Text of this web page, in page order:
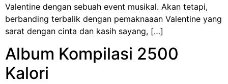
Valentine dengan sebuah event musikal. Akan tetapi,
berbanding terbalik dengan pemaknaaan Valentine yang
sarat dengan cinta dan kasih sayang, […]
Album Kompilasi 2500
Kalori